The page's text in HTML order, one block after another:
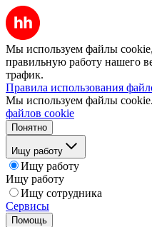
Мы используем файлы
правильную работу нашего
трафик.
Правила использования
Мы используем файлы cookie.
файлов cookie
Понятно
Ищу работу
Ищу работу
Ищу работу
Ищу сотрудника
Сервисы
Помощь